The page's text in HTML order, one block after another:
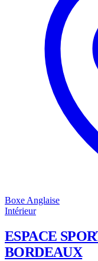
Boxe Anglaise
Intérieur
ESPACE
BORDEAUX